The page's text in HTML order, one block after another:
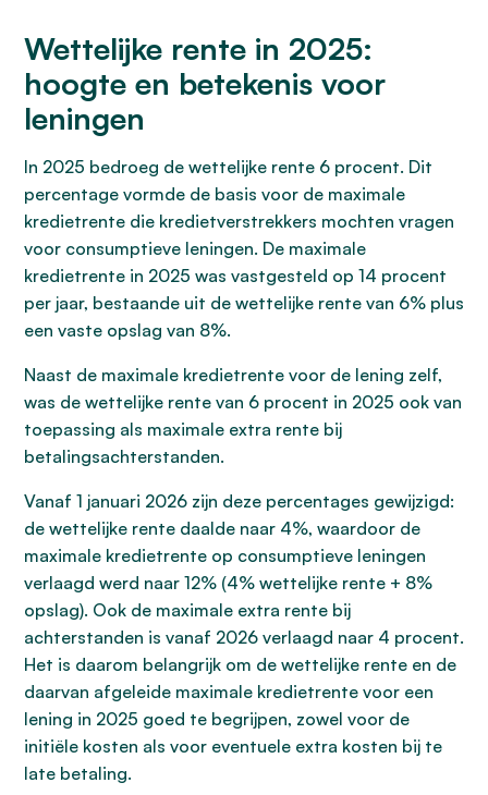
Wettelijke rente in 2025:
hoogte en betekenis voor
leningen
In 2025 bedroeg de wettelijke rente 6 procent. Dit
percentage vormde de basis voor de maximale
kredietrente die kredietverstrekkers mochten vragen
voor consumptieve leningen. De maximale
kredietrente in 2025 was vastgesteld op 14 procent
per jaar, bestaande uit de wettelijke rente van 6% plus
een vaste opslag van 8%.
Naast de maximale kredietrente voor de lening zelf,
was de wettelijke rente van 6 procent in 2025 ook van
toepassing als maximale extra rente bij
betalingsachterstanden.
Vanaf 1 januari 2026 zijn deze percentages gewijzigd:
de wettelijke rente daalde naar 4%, waardoor de
maximale kredietrente op consumptieve leningen
verlaagd werd naar 12% (4% wettelijke rente + 8%
opslag). Ook de maximale extra rente bij
achterstanden is vanaf 2026 verlaagd naar 4 procent.
Het is daarom belangrijk om de wettelijke rente en de
daarvan afgeleide maximale kredietrente voor een
lening in 2025 goed te begrijpen, zowel voor de
initiële kosten als voor eventuele extra kosten bij te
late betaling.